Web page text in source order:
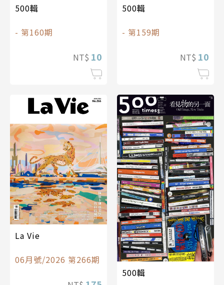
500輯
- 第160期
NT$ 10
500輯
- 第159期
NT$ 10
La Vie
06月號/2026 第266期
500輯